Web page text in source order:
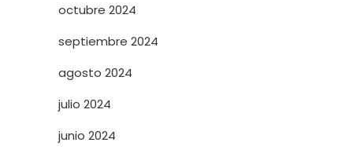
octubre 2024
septiembre 2024
agosto 2024
julio 2024
junio 2024